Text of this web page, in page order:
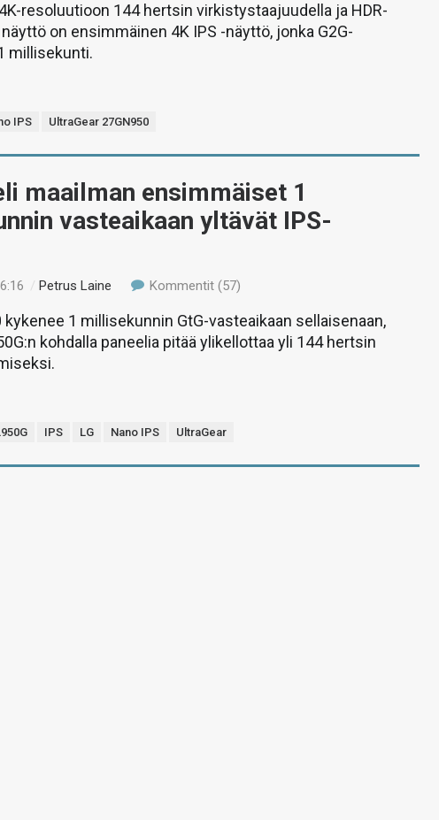
resoluutioon 144 hertsin virkistystaajuudella ja HDR-
on ensimmäinen 4K IPS -näyttö, jonka G2G-
millisekunti.
IPS UltraGear 27GN950
maailman ensimmäiset 1
vasteaikaan yltävät IPS-
/Petrus Laine Kommentit (57)
kykenee 1 millisekunnin GtG-vasteaikaan sellaisenaan,
kohdalla paneelia pitää ylikellottaa yli 144 hertsin
IPS LG Nano IPS UltraGear